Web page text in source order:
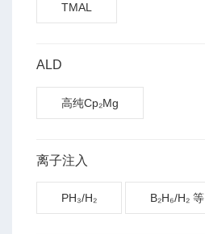
TMAL
ALD
高纯Cp₂Mg
离子注入
PH₃/H₂ B₂H₆/H₂ 等